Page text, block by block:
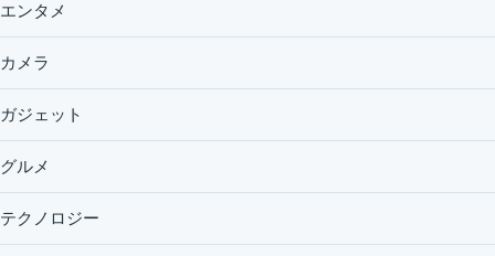
エンタメ
カメラ
ガジェット
グルメ
テクノロジー